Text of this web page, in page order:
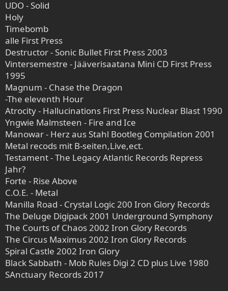
UDO - Solid
Holy
Timebomb
alle First Press
Destructor - Sonic Bullet First Press 2003
Vintersemestre - Jääverisaatana Mini CD First Press
1995
Magnum - Chase the Dragon
-The eleventh Hour
Atrocity - Hallucinations First Press Nuclear Blast 1990
Yngwie Malmsteen - Fire and Ice
Manowar - Herz aus Stahl Bootleg Compilation 2001
Metal recods mit B-seiten,Live,ect.
Testament - The Legacy Atlantic Records Repress
Jahr?
Forte - Rise Above
C.O.E. - Metal
Manilla Road - Crystal Logic 200 Iron Glory Records
The Deluge Digipack 2001 Underground Symphony
The Courts of Chaos 2002 Iron Glory Records
The Circus Maximus 2002 Iron Glory Records
Spiral Castle 2002 Iron Glory
Black Sabbath - Mob Rules Digi 2 CD plus Live 1980
SAnctuary Records 2017